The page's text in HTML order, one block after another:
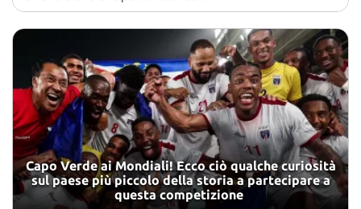
Capo Verde ai Mondiali! Ecco ciò qualche curiosità
sul paese più piccolo della storia a partecipare a
questa competizione